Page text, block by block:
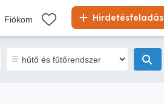
Hirdetésfeladás
Fiókom